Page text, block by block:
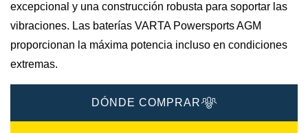
excepcional y una construcción robusta para soportar las
vibraciones. Las baterías VARTA Powersports AGM
proporcionan la máxima potencia incluso en condiciones
extremas.
DÓNDE COMPRAR